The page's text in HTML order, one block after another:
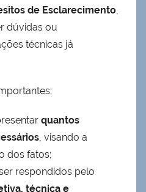
de Esclarecimento,
dúvidas ou
técnicas já
quantos
, visando a
dos fatos;
respondidos pelo
técnica e